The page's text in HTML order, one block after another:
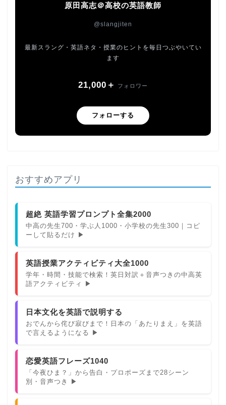
原田高志＠高校の英語教師
@slangjiten
最新スラング・英語ネタ・授業のヒントを毎日つぶやいてい
ます
21,000＋ フォロワー
フォローする
おすすめアプリ
超絶 英語学習プロンプト全集2000
中高の先生700・学ぶ人1000・小学校の先生300｜コピ
ーして貼るだけ ▶
英語授業アクティビティ大全1000
学年・時間・技能で検索！英日対訳＋音声つきの中高英
語アクティビティ ▶
日本文化を英語で説明する
おでんから侘び寂びまで！日本の「あたりまえ」を英語
で言えるようになる ▶
恋愛英語フレーズ1040
「今夜ひま？」から告白・プロポーズまで28シーン
別・音声つき ▶